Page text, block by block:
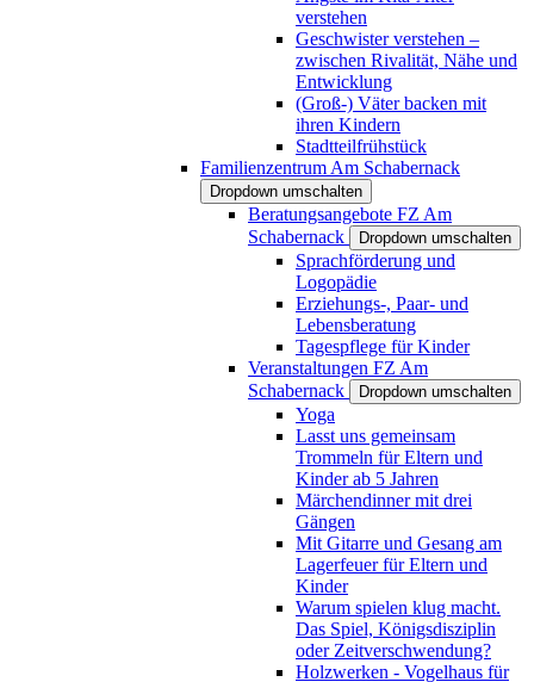
verstehen
Geschwister verstehen –
zwischen Rivalität, Nähe und
Entwicklung
(Groß-) Väter backen mit
ihren Kindern
Stadtteilfrühstück
Familienzentrum Am Schabernack
Dropdown umschalten
Beratungsangebote FZ Am
Schabernack
Dropdown umschalten
Sprachförderung und
Logopädie
Erziehungs-, Paar- und
Lebensberatung
Tagespflege für Kinder
Veranstaltungen FZ Am
Schabernack
Dropdown umschalten
Yoga
Lasst uns gemeinsam
Trommeln für Eltern und
Kinder ab 5 Jahren
Märchendinner mit drei
Gängen
Mit Gitarre und Gesang am
Lagerfeuer für Eltern und
Kinder
Warum spielen klug macht.
Das Spiel, Königsdisziplin
oder Zeitverschwendung?
Holzwerken - Vogelhaus für